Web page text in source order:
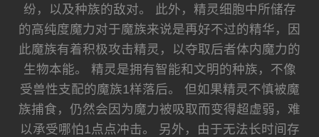
纷，以及种族的敌对。 此外，精灵细胞中所储存
的高纯度魔力对于魔族来说是再好不过的精华，因
此魔族有着积极攻击精灵，以夺取后者体内魔力的
生物本能。 精灵是拥有智能和文明的种族，不像
受兽性支配的魔族1样落后。 但如果精灵不慎被魔
族捕食，仍然会因为魔力被吸取而变得超虚弱，难
以承受哪怕1点点冲击。 另外，由于无法长时间存